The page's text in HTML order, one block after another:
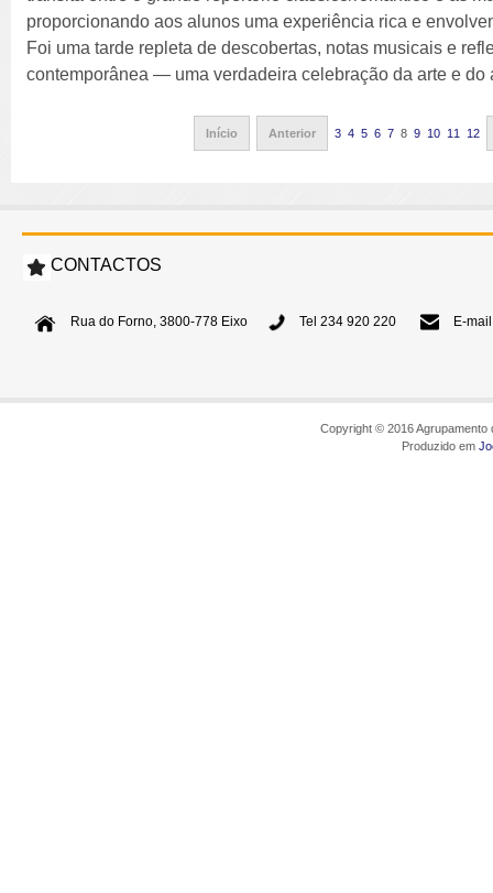
proporcionando aos alunos uma experiência rica e
Foi uma tarde repleta de descobertas, notas musicais e
contemporânea — uma verdadeira celebração da arte e do
Início Anterior 3 4 5 6 7 8 9 10 11 12
CONTACTOS
Rua do Forno, 3800-778 Eixo Tel 234 920 220 E-
Copyright © 2016
Produzido em